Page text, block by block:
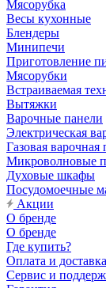
Мясорубка
Весы кухонные
Блендеры
Минипечи
Приготовление
Мясорубки
Встраиваемая
Вытяжки
Варочные панели
Электрическая
Газовая варочная
Микроволновые
Духовые шкафы
Посудомоечные
Акции
О бренде
О бренде
Где купить?
Оплата и доставка
Сервис и